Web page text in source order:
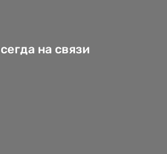
на связи